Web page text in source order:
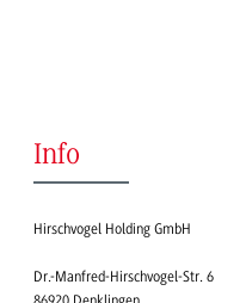
Info
Hirschvogel Holding GmbH
Dr.-Manfred-Hirschvogel-Str. 6